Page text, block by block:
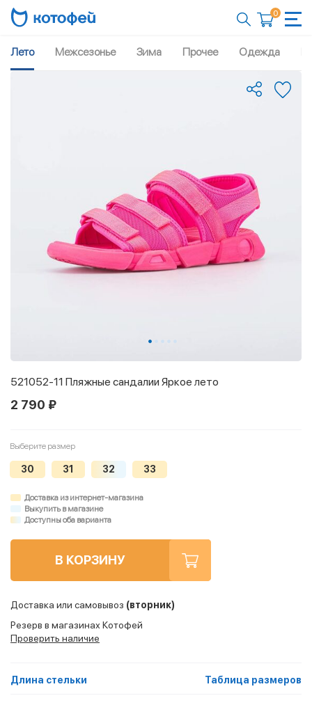
0
Лето Межсезонье Зима Прочее Одежда
521052-11 Пляжные сандалии Яркое лето
2 790 ₽
Выберите размер
30 31 32 33
Доставка из интернет-магазина
Выкупить в магазине
Доступны оба варианта
В КОРЗИНУ
Доставка или самовывоз (вторник)
Резерв в магазинах Котофей
Проверить наличие
Длина стельки Таблица размеров